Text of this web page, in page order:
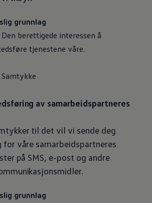
grunnlag
Den berettigede interessen å
tjenestene våre.
Samtykke
av samarbeidspartneres
til det vil vi sende deg
for våre samarbeidspartneres
på SMS, e-post og andre
grunnlag